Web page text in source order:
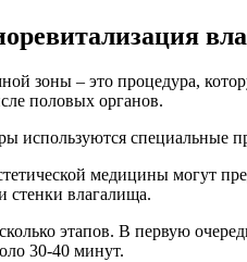
зоны – это процедура,
половых органов.
используются специальные
медицины могут
стенки влагалища.
этапов. В первую
30-40 минут.